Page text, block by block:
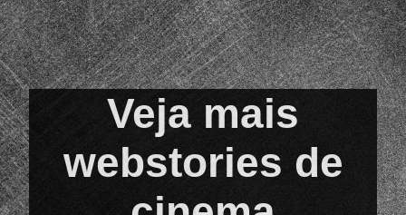
Veja mais
webstories de